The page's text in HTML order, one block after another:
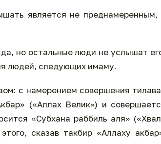
является не преднамеренным,
но остальные люди не услышат
людей, следующих имаму.
с намерением совершения
(«Аллах Велик») и
«Субхана раббиль аля»
сказав такбир «Аллаху